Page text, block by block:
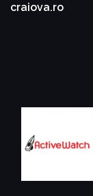
craiova.ro